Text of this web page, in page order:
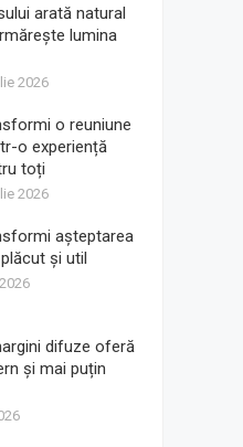
arată natural
lumina
2026
o reuniune
o experiență
toți
2026
așteptarea
și util
difuze oferă
și mai puțin